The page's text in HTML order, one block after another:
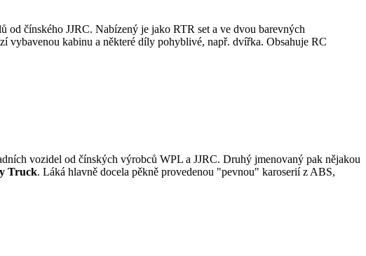
od čínského JJRC. Nabízený je jako RTR set a ve dvou barevných
vybavenou kabinu a některé díly pohyblivé, např. dvířka. Obsahuje RC
vozidel od čínských výrobců WPL a JJRC. Druhý jmenovaný pak nějakou
Truck. Láká hlavně docela pěkně provedenou "pevnou" karoserií z ABS,